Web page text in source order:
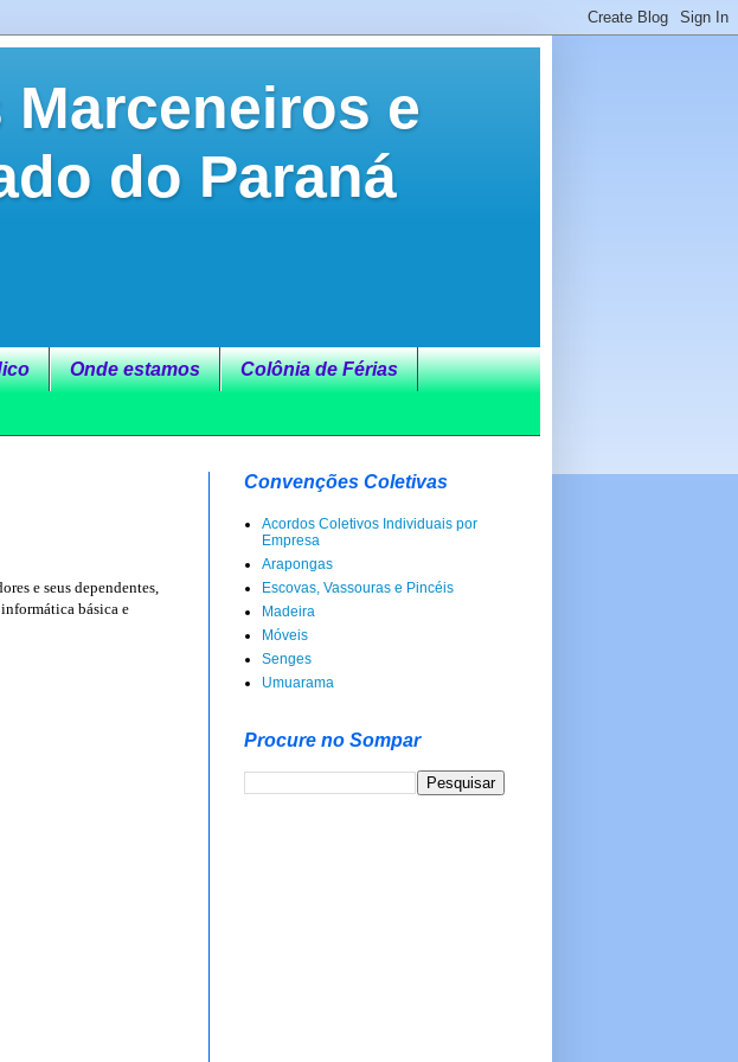
e
do Paraná
Onde estamos Colônia de Férias
e seus dependentes,
básica e
Convenções Coletivas
Acordos Coletivos Individuais por
Empresa
Arapongas
Escovas, Vassouras e Pincéis
Madeira
Móveis
Senges
Umuarama
Procure no Sompar